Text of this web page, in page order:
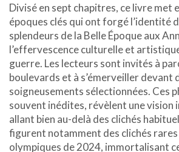
Divisé en sept chapitres, ce livre met
époques clés qui ont forgé l’identité
splendeurs de la Belle Époque aux
l’effervescence culturelle et
guerre. Les lecteurs sont invités à
boulevards et à s’émerveiller devant
soigneusements sélectionnées. Ces
souvent inédites, révèlent une vision
allant bien au-delà des clichés
figurent notamment des clichés rares
olympiques de 2024, immortalisant